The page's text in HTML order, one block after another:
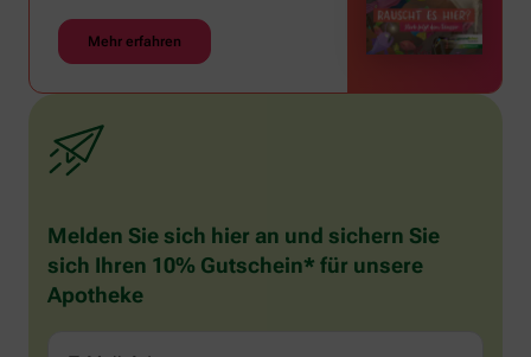
Mehr erfahren
Melden Sie sich hier an und sichern Sie
sich Ihren 10% Gutschein* für unsere
Apotheke